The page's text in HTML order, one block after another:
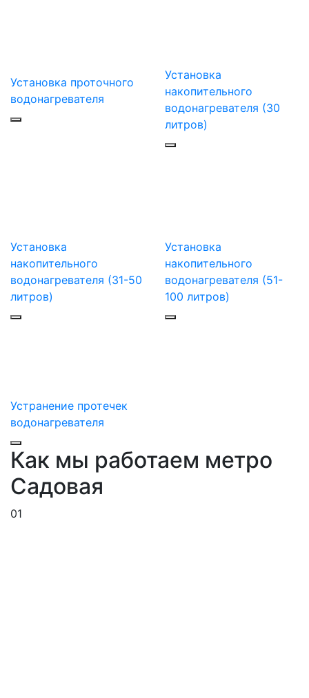
Установка проточного
водонагревателя
Установка
накопительного
водонагревателя (30
литров)
Установка
накопительного
водонагревателя (31-50
литров)
Установка
накопительного
водонагревателя (51-
100 литров)
Устранение протечек
водонагревателя
Как мы работаем метро
Садовая
01